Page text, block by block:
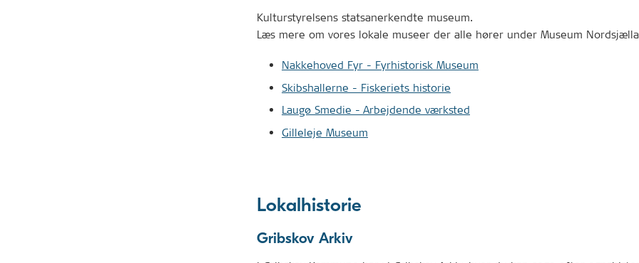
Kulturstyrelsens statsanerkendte museum.
Læs mere om vores lokale museer der alle hører under Museum
Nakkehoved Fyr - Fyrhistorisk Museum
Skibshallerne - Fiskeriets historie
Laugø Smedie - Arbejdende værksted
Gilleleje Museum
Lokalhistorie
Gribskov Arkiv